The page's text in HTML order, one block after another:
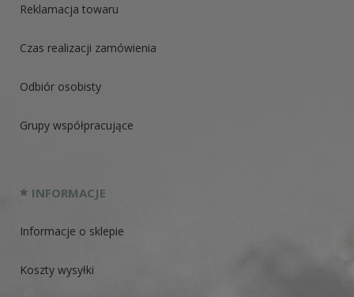
Reklamacja towaru
Czas realizacji zamówienia
Odbiór osobisty
Grupy współpracujące
INFORMACJE
Informacje o sklepie
Koszty wysyłki